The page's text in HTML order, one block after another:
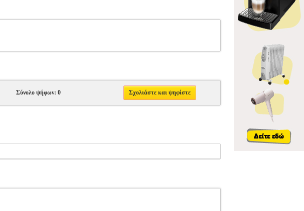
Σύνολο ψήφων: 0 Σχολιάστε και ψηφίστε